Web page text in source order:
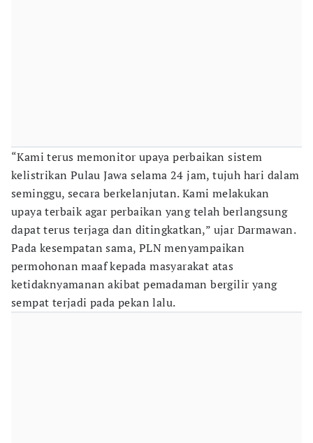
“Kami terus memonitor upaya perbaikan sistem
kelistrikan Pulau Jawa selama 24 jam, tujuh hari dalam
seminggu, secara berkelanjutan. Kami melakukan
upaya terbaik agar perbaikan yang telah berlangsung
dapat terus terjaga dan ditingkatkan,” ujar Darmawan.
Pada kesempatan sama, PLN menyampaikan
permohonan maaf kepada masyarakat atas
ketidaknyamanan akibat pemadaman bergilir yang
sempat terjadi pada pekan lalu.